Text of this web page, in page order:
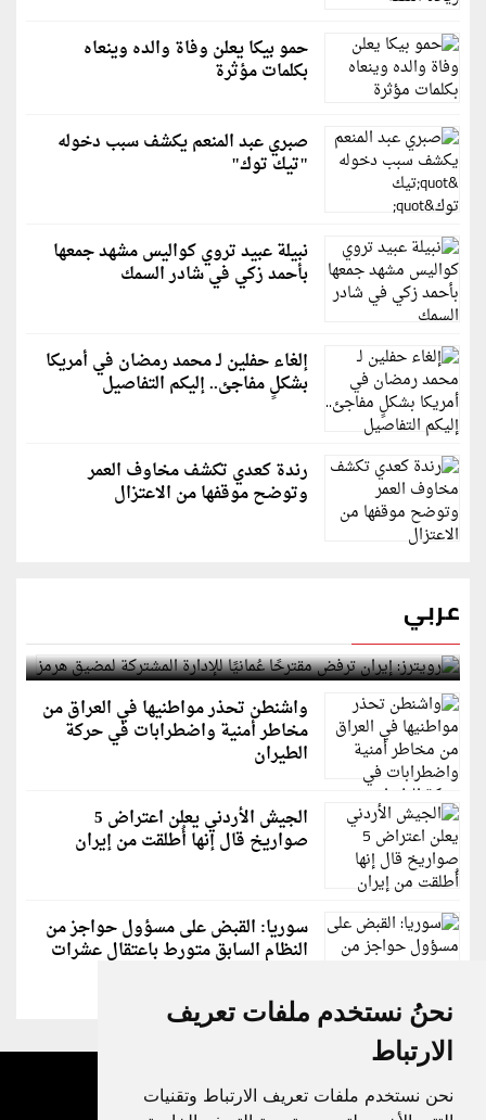
نحنُ نستخدم ملفات تعريف
الارتباط
نحن نستخدم ملفات تعريف الارتباط وتقنيات
حمو بيكا يعلن وفاة والده وينعاه
بكلمات مؤثرة
صبري عبد المنعم يكشف سبب دخوله
"تيك توك"
نبيلة عبيد تروي كواليس مشهد جمعها
بأحمد زكي في شادر السمك
إلغاء حفلين لـ محمد رمضان في أمريكا
بشكلٍ مفاجئ.. إليكم التفاصيل
رندة كعدي تكشف مخاوف العمر
وتوضح موقفها من الاعتزال
عربي
رويترز: إيران ترفض مقترحًا عُمانيًا للإدارة المشتركة
لمضيق هرمز
واشنطن تحذر مواطنيها في العراق من
مخاطر أمنية واضطرابات في حركة
الطيران
الجيش الأردني يعلن اعتراض 5
صواريخ قال إنها أُطلقت من إيران
سوريا: القبض على مسؤول حواجز من
النظام السابق متورط باعتقال عشرات